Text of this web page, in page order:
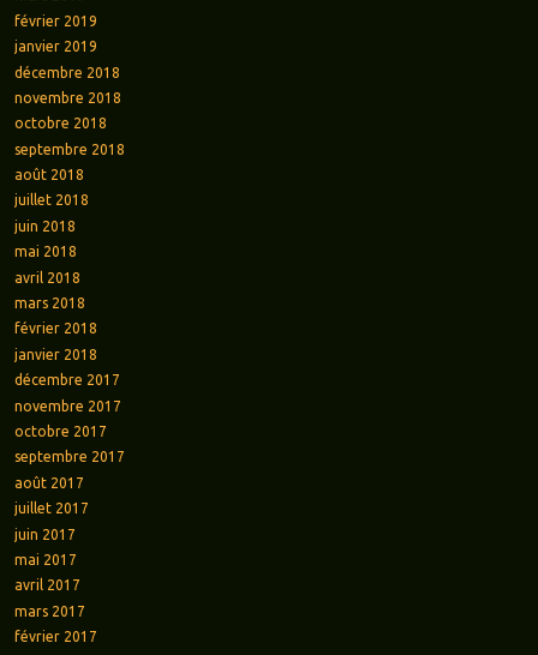
février 2019
janvier 2019
décembre 2018
novembre 2018
octobre 2018
septembre 2018
août 2018
juillet 2018
juin 2018
mai 2018
avril 2018
mars 2018
février 2018
janvier 2018
décembre 2017
novembre 2017
octobre 2017
septembre 2017
août 2017
juillet 2017
juin 2017
mai 2017
avril 2017
mars 2017
février 2017